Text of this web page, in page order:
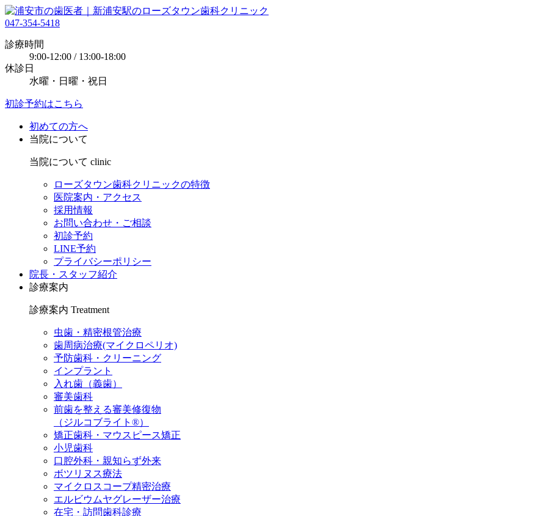
047-354-5418
診療時間
9:00-12:00 / 13:00-18:00
休診日
水曜・日曜・祝日
初診予約はこちら
初めての方へ
当院について
当院について clinic
ローズタウン歯科クリニックの特徴
医院案内・アクセス
採用情報
お問い合わせ・ご相談
初診予約
LINE予約
プライバシーポリシー
院長・スタッフ紹介
診療案内
診療案内 Treatment
虫歯・精密根管治療
歯周病治療(マイクロペリオ)
予防歯科・クリーニング
インプラント
入れ歯（義歯）
審美歯科
前歯を整える審美修復物
（ジルコブライト®）
矯正歯科・マウスピース矯正
小児歯科
口腔外科・親知らず外来
ボツリヌス療法
マイクロスコープ精密治療
エルビウムヤグレーザー治療
在宅・訪問歯科診療